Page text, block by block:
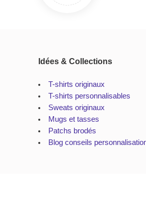
Idées & Collections
T-shirts originaux
T-shirts personnalisables
Sweats originaux
Mugs et tasses
Patchs brodés
Blog conseils